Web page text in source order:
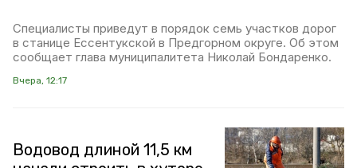
Специалисты приведут в порядок семь участков дорог
в станице Ессентукской в Предгорном округе. Об этом
сообщает глава муниципалитета Николай Бондаренко.
Вчера, 12:17
Водовод длиной 11,5 км